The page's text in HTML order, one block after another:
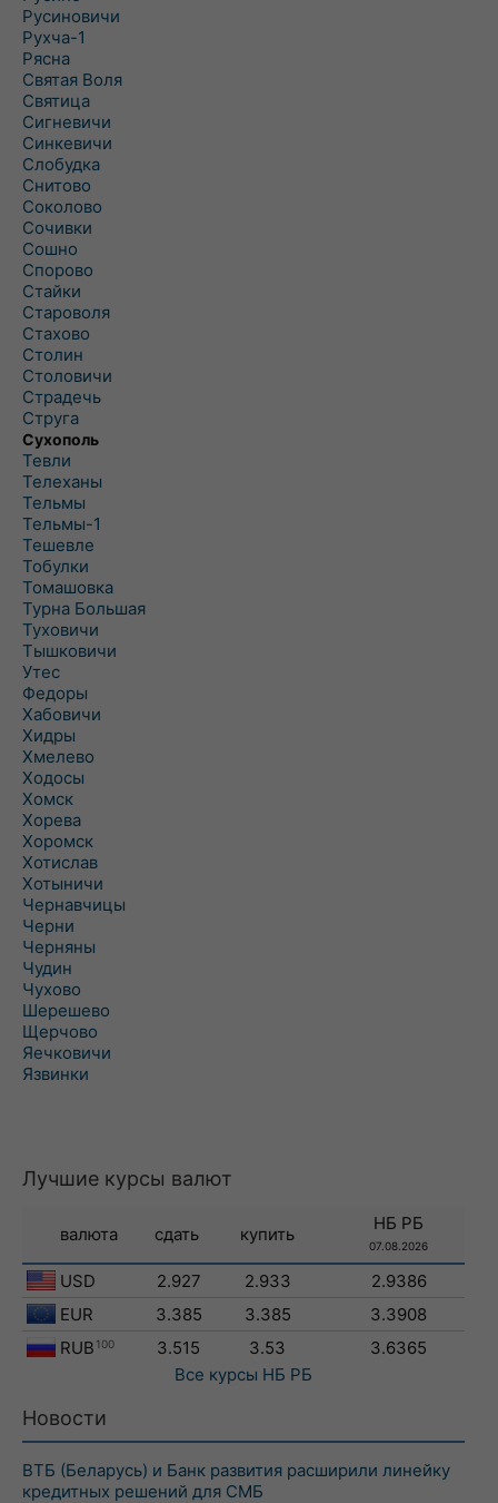
Русиновичи
Рухча-1
Рясна
Святая Воля
Святица
Сигневичи
Синкевичи
Слобудка
Снитово
Соколово
Сочивки
Сошно
Спорово
Стайки
Староволя
Стахово
Столин
Столовичи
Страдечь
Струга
Сухополь
Тевли
Телеханы
Тельмы
Тельмы-1
Тешевле
Тобулки
Томашовка
Турна Большая
Туховичи
Тышковичи
Утес
Федоры
Хабовичи
Хидры
Хмелево
Ходосы
Хомск
Хорева
Хоромск
Хотислав
Хотыничи
Чернавчицы
Черни
Черняны
Чудин
Чухово
Шерешево
Щерчово
Яечковичи
Язвинки
Лучшие курсы валют
валюта сдать купить
НБ РБ
07.08.2026
USD 2.927 2.933
2.9386
EUR
3.385 3.385
3.3908
RUB 100 3.515 3.53
3.6365
Все курсы НБ РБ
Новости
ВТБ (Беларусь) и Банк развития расширили линейку
кредитных решений для СМБ